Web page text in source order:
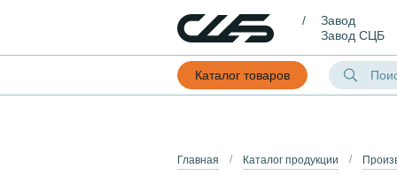
Завод
Завод СЦБ
Каталог товаров
Главная Каталог продукции